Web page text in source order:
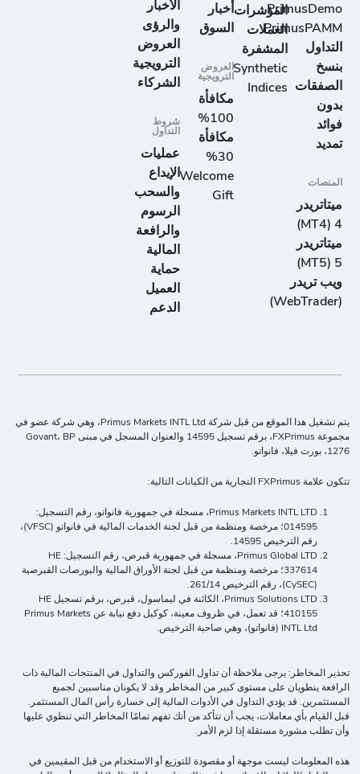
PrimusDemo
PrimusPAMM
التداول
بنسخ
الصفقات
بدون
فوائد
تمديد
المنصات
ميتاتريدر
4 (MT4)
ميتاتريدر
5 (MT5)
ويب تريدر
(WebTrader)
المؤشرات
العملات
المشفرة
Synthetic
Indices
أخبار
السوق
العروض
الترويجية
مكافأة
100%
مكافأة
30%
Welcome
Gift
الأخبار
والرؤى
العروض
الترويجية
الشركاء
شروط
التداول
عمليات
الإيداع
والسحب
الرسوم
والرافعة
المالية
حماية
العميل
الدعم
يتم تشغيل هذا الموقع من قبل شركة Primus Markets INTL Ltd، وهي شركة عضو في
مجموعة FXPrimus، برقم تسجيل 14595 والعنوان المسجل في مبنى Govant، BP
1276، بورت فيلا، فانواتو.
تتكون علامة FXPrimus التجارية من الكيانات التالية:
Primus Markets INTL LTD، مسجلة في جمهورية فانواتو، رقم التسجيل:
014595؛ مرخصة ومنظمة من قبل لجنة الخدمات المالية في فانواتو (VFSC)،
رقم الترخيص 14595.
Primus Global LTD، مسجلة في جمهورية قبرص، رقم التسجيل: HE
337614؛ مرخصة ومنظمة من قبل لجنة الأوراق المالية والبورصات القبرصية
(CySEC)، رقم الترخيص 261/14.
Primus Solutions LTD، الكائنة في ليماسول، قبرص، برقم تسجيل HE
410155؛ قد تعمل، في ظروف معينة، كوكيل دفع نيابة عن Primus Markets
INTL Ltd (فانواتو)، وهي صاحبة الترخيص.
تحذير المخاطر: يرجى ملاحظة أن تداول الفوركس والتداول في المنتجات المالية ذات
الرافعة ينطويان على مستوى كبير من المخاطر وقد لا يكونان مناسبين لجميع
المستثمرين. قد يؤدي التداول في الأدوات المالية إلى خسارة رأس المال المستثمر.
قبل القيام بأي معاملات، يجب أن تتأكد من أنك تفهم تمامًا المخاطر التي تنطوي عليها
وأن تطلب مشورة مستقلة إذا لزم الأمر.
هذه المعلومات ليست موجهة أو مقصودة للتوزيع أو الاستخدام من قبل المقيمين في